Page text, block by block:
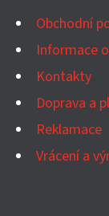
Obchodní
Informace
Kontakty
Doprava a
Reklamace
Vrácení a